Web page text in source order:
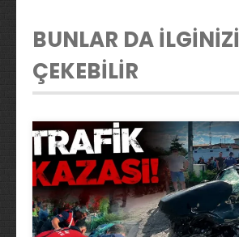
BUNLAR DA İLGİNİZİ
ÇEKEBİLİR